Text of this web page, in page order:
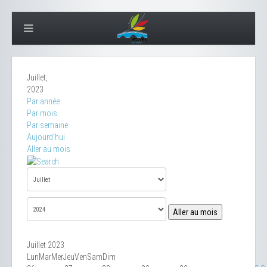
Juillet,
2023
Par année
Par mois
Par semaine
Aujourd'hui
Aller au mois
Aller au mois
Juillet 2023
LunMarMerJeuVenSamDim